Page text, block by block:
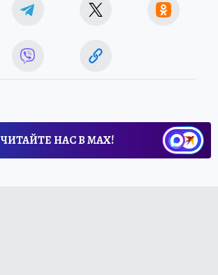
ЧИТАЙТЕ НАС В МАХ!